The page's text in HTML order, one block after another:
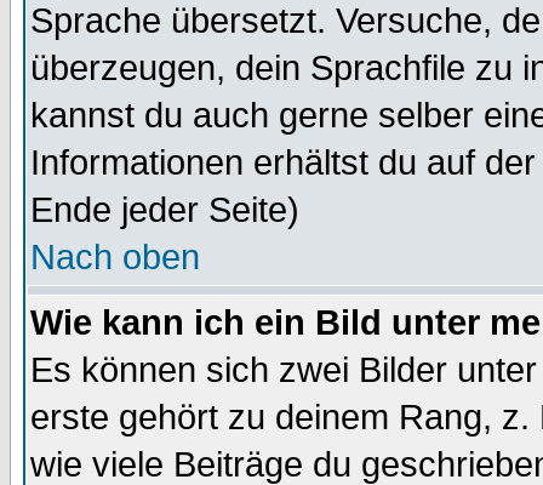
Sprache übersetzt. Versuche,
überzeugen, dein Sprachfile zu
kannst du auch gerne selber
Informationen erhältst du auf
Ende jeder Seite)
Nach oben
Wie kann ich ein Bild unter
Es können sich zwei Bilder
erste gehört zu deinem Rang,
wie viele Beiträge du